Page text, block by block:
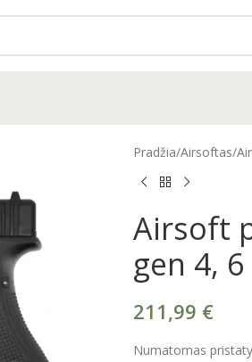
Pradžia/Airsoftas/
Airsoft
gen 4,
211,99 €
Numatomas